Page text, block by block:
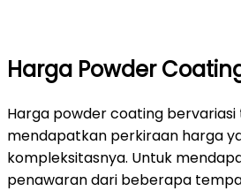
Harga Powder
Harga powder coating
mendapatkan perkiraan harga
kompleksitasnya. Untuk
penawaran dari beberapa